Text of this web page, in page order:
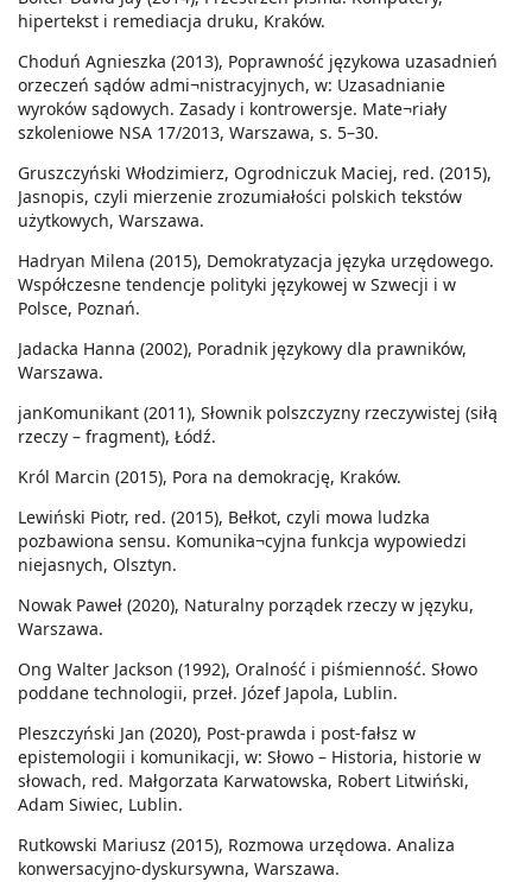
hipertekst i remediacja druku, Kraków.
Choduń Agnieszka (2013), Poprawność językowa uzasadnień
orzeczeń sądów admi¬nistracyjnych, w: Uzasadnianie
wyroków sądowych. Zasady i kontrowersje. Mate¬riały
szkoleniowe NSA 17/2013, Warszawa, s. 5–30.
Gruszczyński Włodzimierz, Ogrodniczuk Maciej, red. (2015),
Jasnopis, czyli mierzenie zrozumiałości polskich tekstów
użytkowych, Warszawa.
Hadryan Milena (2015), Demokratyzacja języka urzędowego.
Współczesne tendencje polityki językowej w Szwecji i w
Polsce, Poznań.
Jadacka Hanna (2002), Poradnik językowy dla prawników,
Warszawa.
janKomunikant (2011), Słownik polszczyzny rzeczywistej (siłą
rzeczy – fragment), Łódź.
Król Marcin (2015), Pora na demokrację, Kraków.
Lewiński Piotr, red. (2015), Bełkot, czyli mowa ludzka
pozbawiona sensu. Komunika¬cyjna funkcja wypowiedzi
niejasnych, Olsztyn.
Nowak Paweł (2020), Naturalny porządek rzeczy w języku,
Warszawa.
Ong Walter Jackson (1992), Oralność i piśmienność. Słowo
poddane technologii, przeł. Józef Japola, Lublin.
Pleszczyński Jan (2020), Post-prawda i post-fałsz w
epistemologii i komunikacji, w: Słowo – Historia, historie w
słowach, red. Małgorzata Karwatowska, Robert Litwiński,
Adam Siwiec, Lublin.
Rutkowski Mariusz (2015), Rozmowa urzędowa. Analiza
konwersacyjno-dyskursywna, Warszawa.